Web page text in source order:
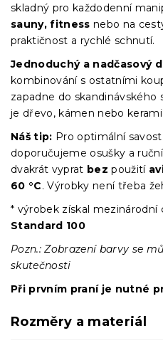
skladný pro každodenní
sauny, fitness nebo na
praktičnost a rychlé schnutí.
Jednoduchý a nadčasový
kombinování s ostatními
zapadne do skandinávského
je dřevo, kámen nebo
Náš tip: Pro optimální
doporučujeme osušky a
dvakrát vyprat bez použití
60 °C. Výrobky není třeba
* výrobek získal mezinárodní
Standard 100
Pozn.: Zobrazení barvy se
skutečnosti
Při prvním praní je nutné
Rozměry a materiál